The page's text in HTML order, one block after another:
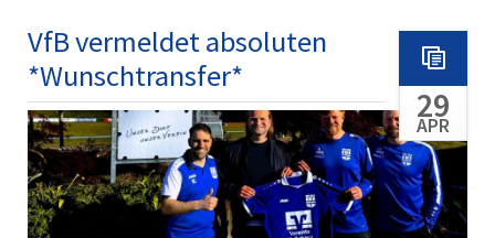
VfB vermeldet absoluten
*Wunschtransfer*
29
APR